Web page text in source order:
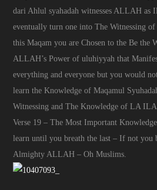
dari Ahlul syahadah witnesses ALLAH as
eventually turn one into The Witnessing
this Maqam you are Chosen to the Be the
ALLAH’s Power of uluhiyyah that
everything and everyone but you would
learn the Knowledge of Maqamul
Witnessing and The Knowledge of LA
Verse 19 – The Most Important
learn until you breath the last – If not you
Almighty ALLAH – Oh Muslims.